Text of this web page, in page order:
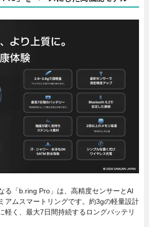
る「b.ring Pro」は、高精度センサーとAI
アムスマートリングです。約3gの軽量設計
軽く、最大7日間持続するロングバッテリ